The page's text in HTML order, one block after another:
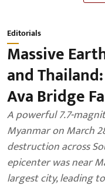
Editorials
Massive
and
Ava Bridge
A powerful 7.7-
Myanmar on March
destruction across
epicenter was near
largest city, leading